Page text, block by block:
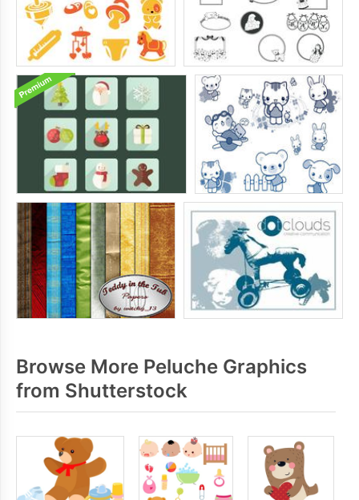
Browse More Peluche Graphics
from Shutterstock